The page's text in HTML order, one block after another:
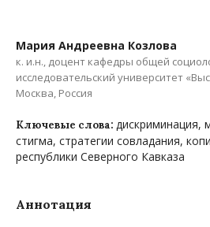
Мария Андреевна Козлова
к. и.н., доцент кафедры общей
исследовательский университет
Москва, Россия
Ключевые слова: дискриминация,
стигма, стратегии совладания,
республики Северного Кавказа
Аннотация